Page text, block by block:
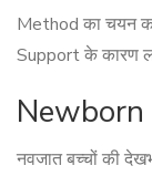
Method का चयन
Support के कारण
Newborn
नवजात बच्चों की